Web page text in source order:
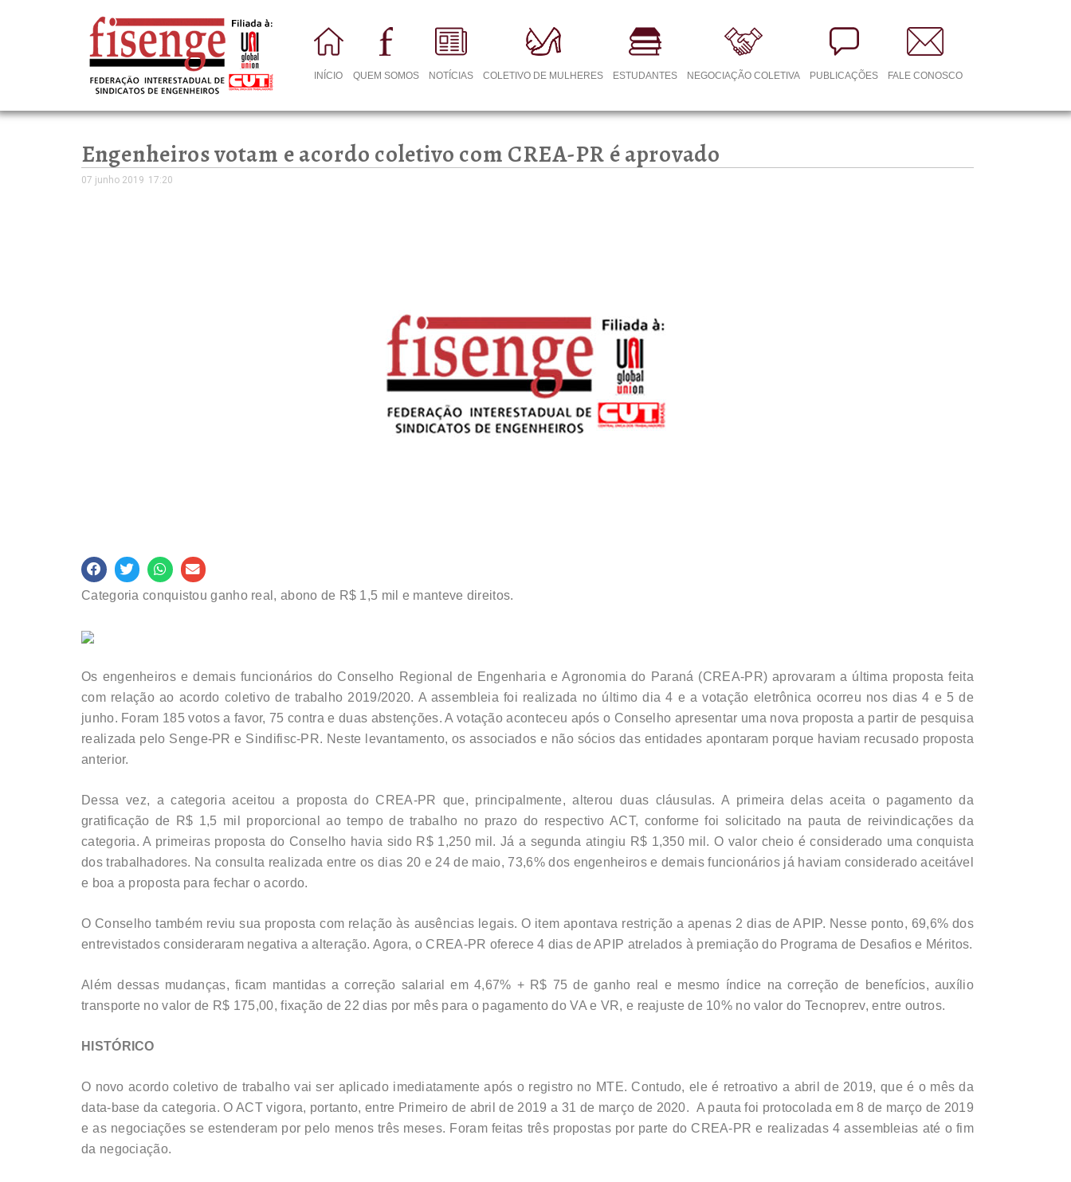
INÍCIO QUEM SOMOS NOTÍCIAS COLETIVO DE MULHERES ESTUDANTES NEGOCIAÇÃO COLETIVA PUBLICAÇÕES FALE CONOSCO
Engenheiros votam e acordo coletivo com CREA-PR é aprovado
07 junho 2019 17:20
Categoria conquistou ganho real, abono de R$ 1,5 mil e manteve direitos.
Os engenheiros e demais funcionários do Conselho Regional de Engenharia e Agronomia do Paraná (CREA-PR) aprovaram a última proposta feita
com relação ao acordo coletivo de trabalho 2019/2020. A assembleia foi realizada no último dia 4 e a votação eletrônica ocorreu nos dias 4 e 5 de
junho. Foram 185 votos a favor, 75 contra e duas abstenções. A votação aconteceu após o Conselho apresentar uma nova proposta a partir de pesquisa
realizada pelo Senge-PR e Sindifisc-PR. Neste levantamento, os associados e não sócios das entidades apontaram porque haviam recusado proposta
anterior.
Dessa vez, a categoria aceitou a proposta do CREA-PR que, principalmente, alterou duas cláusulas. A primeira delas aceita o pagamento da
gratificação de R$ 1,5 mil proporcional ao tempo de trabalho no prazo do respectivo ACT, conforme foi solicitado na pauta de reivindicações da
categoria. A primeiras proposta do Conselho havia sido R$ 1,250 mil. Já a segunda atingiu R$ 1,350 mil. O valor cheio é considerado uma conquista
dos trabalhadores. Na consulta realizada entre os dias 20 e 24 de maio, 73,6% dos engenheiros e demais funcionários já haviam considerado aceitável
e boa a proposta para fechar o acordo.
O Conselho também reviu sua proposta com relação às ausências legais. O item apontava restrição a apenas 2 dias de APIP. Nesse ponto, 69,6% dos
entrevistados consideraram negativa a alteração. Agora, o CREA-PR oferece 4 dias de APIP atrelados à premiação do Programa de Desafios e Méritos.
Além dessas mudanças, ficam mantidas a correção salarial em 4,67% + R$ 75 de ganho real e mesmo índice na correção de benefícios, auxílio
transporte no valor de R$ 175,00, fixação de 22 dias por mês para o pagamento do VA e VR, e reajuste de 10% no valor do Tecnoprev, entre outros.
HISTÓRICO
O novo acordo coletivo de trabalho vai ser aplicado imediatamente após o registro no MTE. Contudo, ele é retroativo a abril de 2019, que é o mês da
data-base da categoria. O ACT vigora, portanto, entre Primeiro de abril de 2019 a 31 de março de 2020. A pauta foi protocolada em 8 de março de 2019
e as negociações se estenderam por pelo menos três meses. Foram feitas três propostas por parte do CREA-PR e realizadas 4 assembleias até o fim
da negociação.